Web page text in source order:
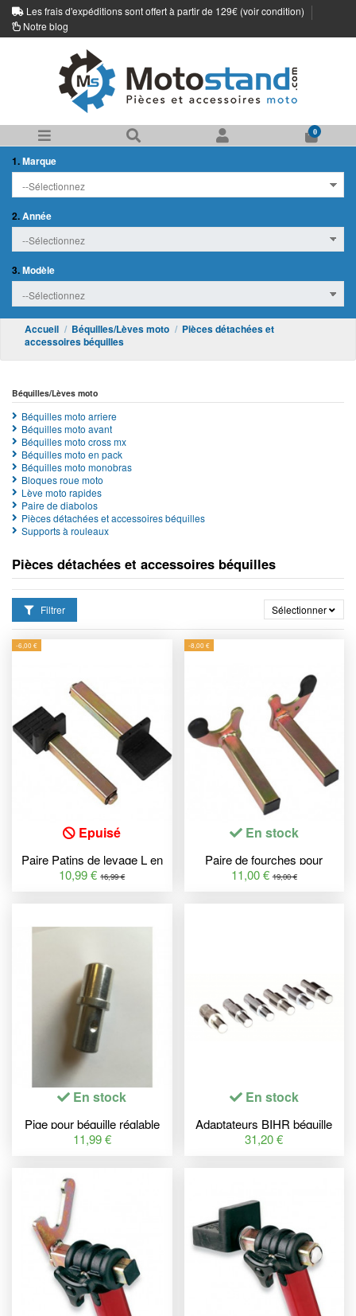
Les frais d'expéditions sont offert à partir de 129€ (voir condition)
Notre blog
0
1.Marque
2.Année
3.Modèle
Accueil Béquilles/Lèves moto
Pièces détachées et
accessoires béquilles
Pièces détachées et accessoires béquilles
Filtrer Sélectionner
-6,00 €
Epuisé
Paire Patins de levage L en
Caoutchouc pour Béquille
10,99 €16,99 €
-8,00 €
En stock
Paire de fourches pour
Béquille de Stand en forme
11,00 €19,00 €
En stock
Pige pour béquille réglable
Extrem Racing Factory
11,99 €
En stock
Adaptateurs BIHR béquille
avant - 6pcs
31,20 €
Béquilles/Lèves moto
Béquilles moto arriere
Béquilles moto avant
Béquilles moto cross mx
Béquilles moto en pack
Béquilles moto monobras
Bloques roue moto
Lève moto rapides
Paire de diabolos
Pièces détachées et accessoires béquilles
Supports à rouleaux